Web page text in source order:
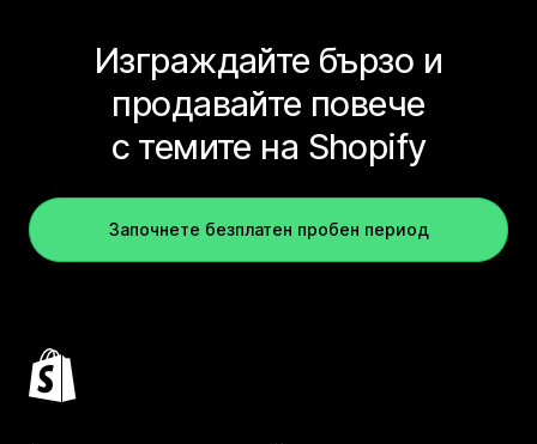
Изграждайте бързо и
продавайте повече
с темите на Shopify
Започнете безплатен пробен период